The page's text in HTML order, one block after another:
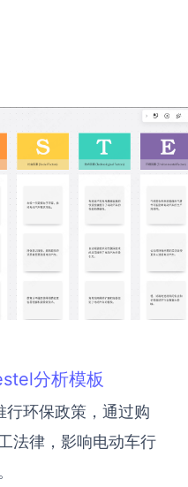
分析模板
行环保政策，通过购
法律，影响电动车行